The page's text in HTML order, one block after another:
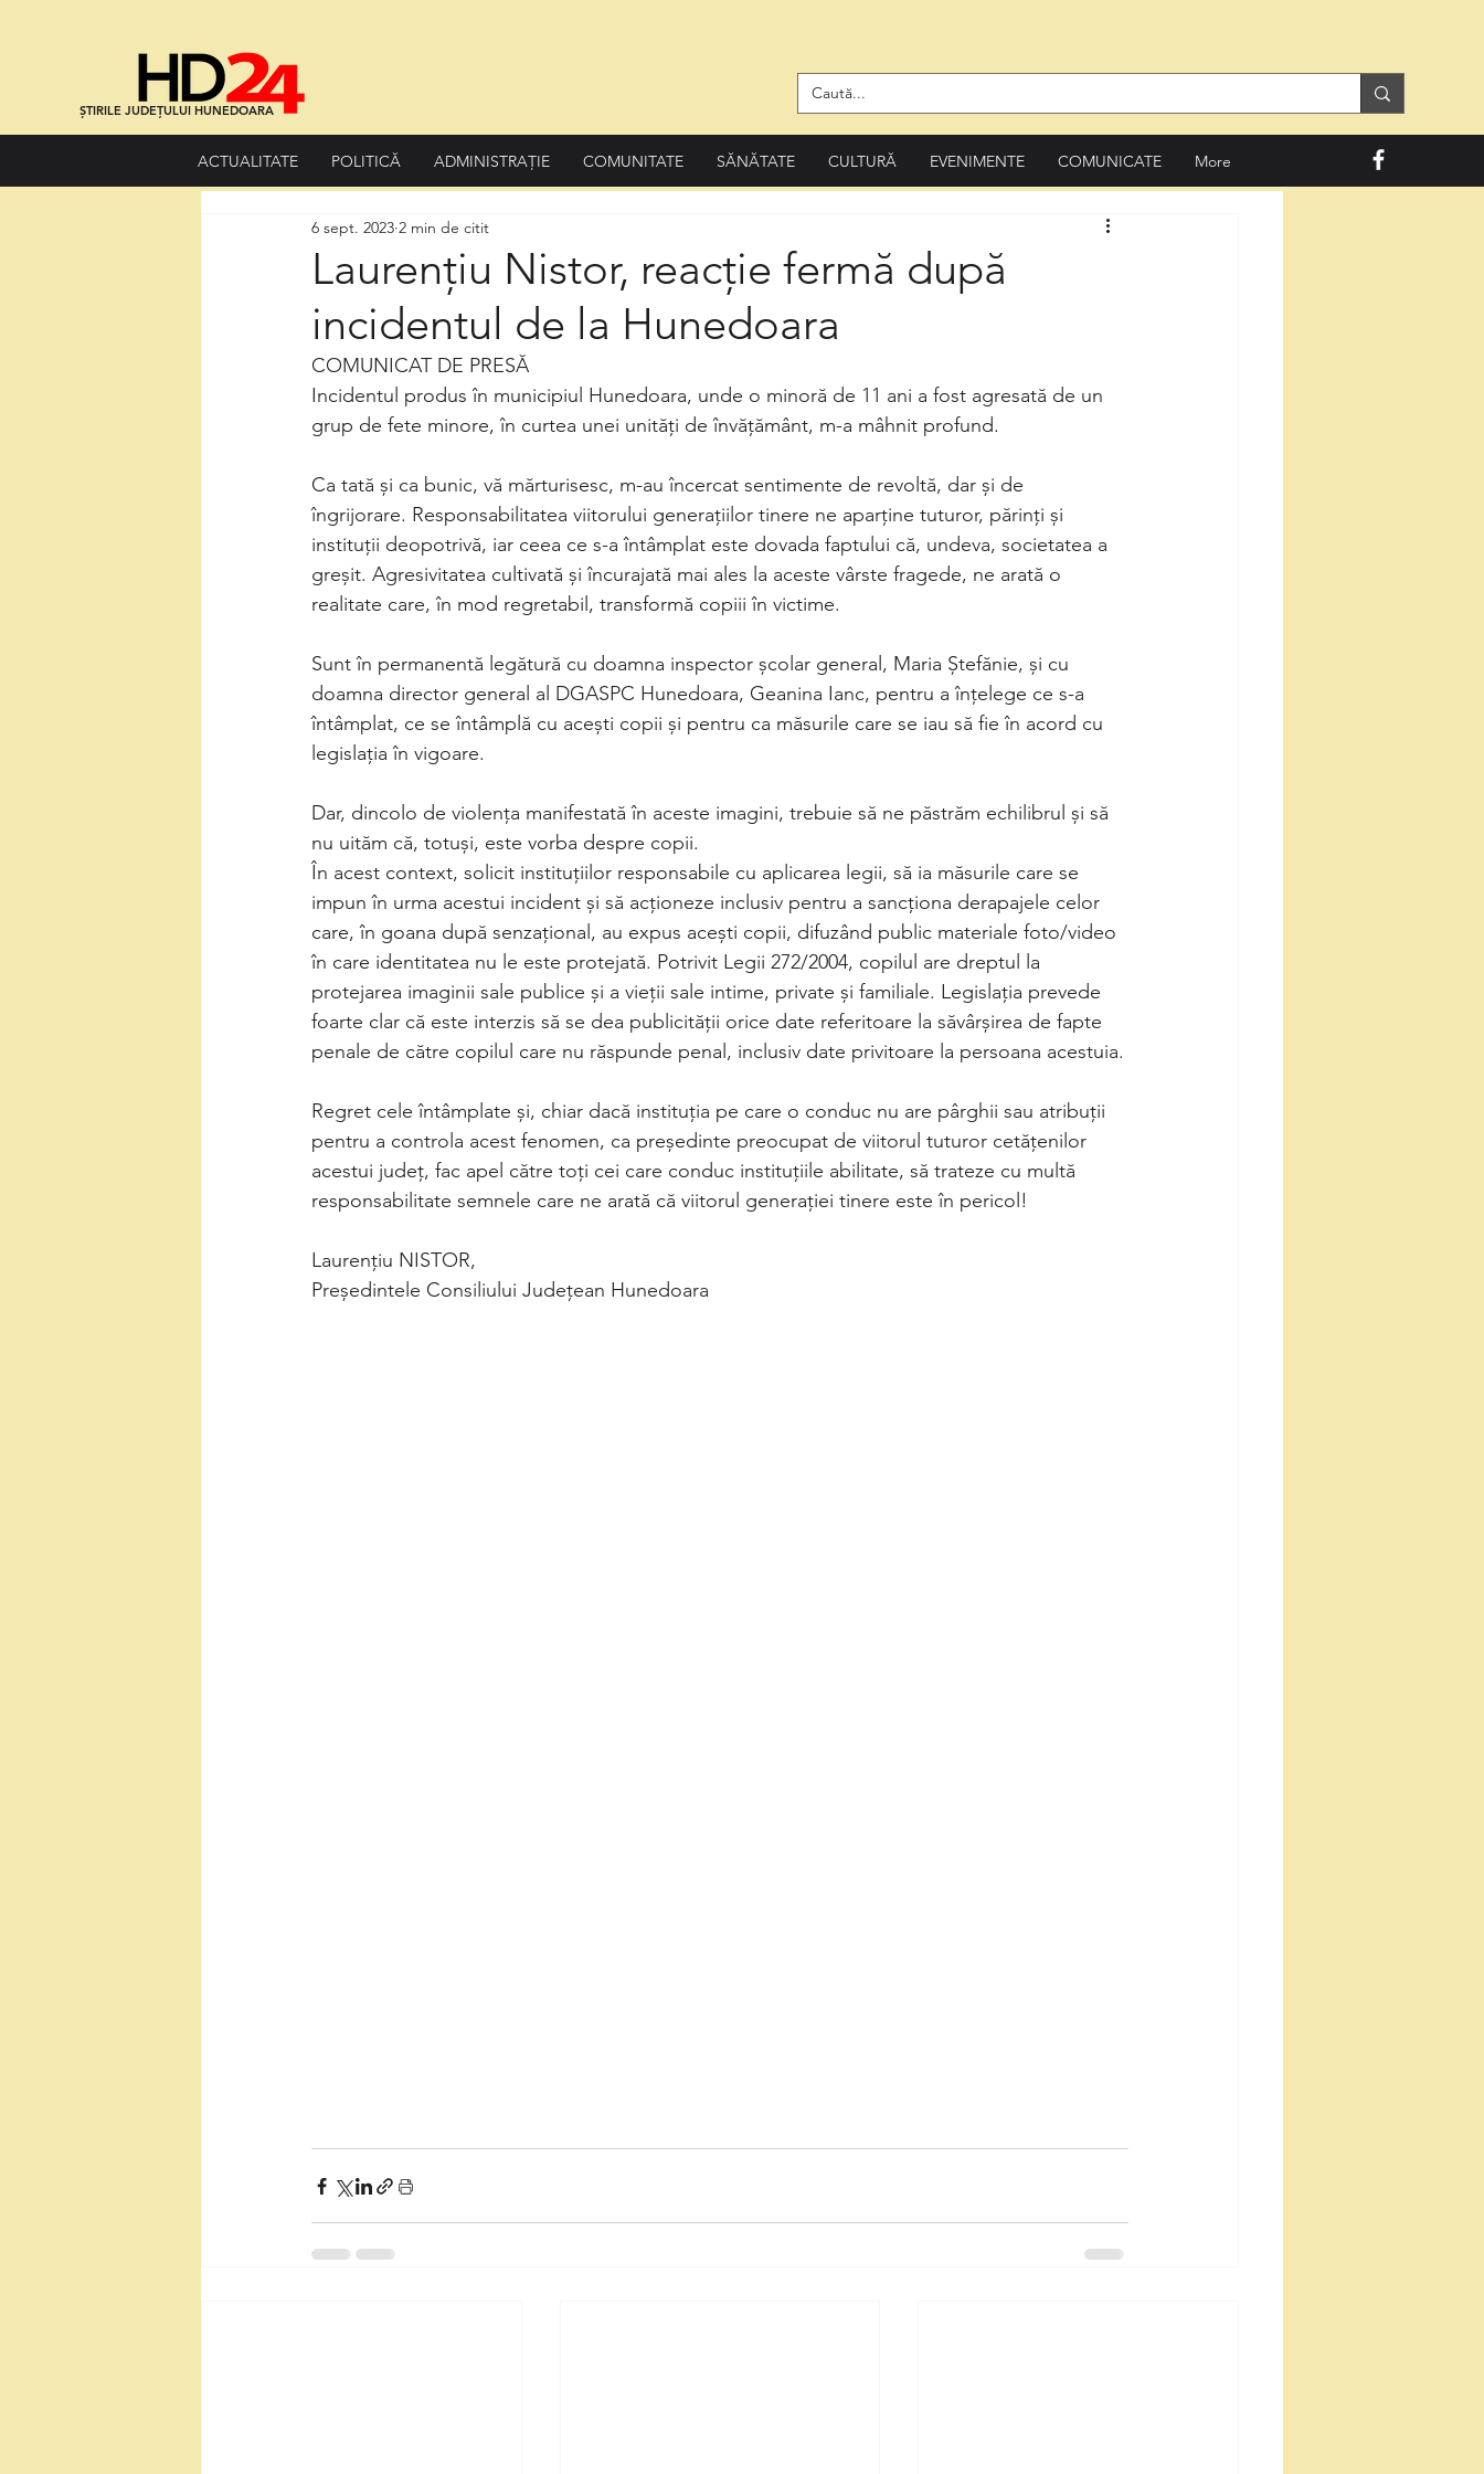
ȘTIRILE JUDEȚULUI HUNEDOARA
ACTUALITATE POLITICĂ ADMINISTRAȚIE COMUNITATE SĂNĂTATE CULTURĂ EVENIMENTE COMUNICATE More
Laurențiu Nistor, reacție fermă după
incidentul de la Hunedoara
6 sept. 2023 2 min de citit
COMUNICAT DE PRESĂ
Incidentul produs în municipiul Hunedoara, unde o minoră de 11 ani a fost agresată de un
grup de fete minore, în curtea unei unități de învățământ, m-a mâhnit profund.
Ca tată și ca bunic, vă mărturisesc, m-au încercat sentimente de revoltă, dar și de
îngrijorare. Responsabilitatea viitorului generațiilor tinere ne aparține tuturor, părinți și
instituții deopotrivă, iar ceea ce s-a întâmplat este dovada faptului că, undeva, societatea a
greșit. Agresivitatea cultivată și încurajată mai ales la aceste vârste fragede, ne arată o
realitate care, în mod regretabil, transformă copiii în victime.
Sunt în permanentă legătură cu doamna inspector școlar general, Maria Ștefănie, și cu
doamna director general al DGASPC Hunedoara, Geanina Ianc, pentru a înțelege ce s-a
întâmplat, ce se întâmplă cu acești copii și pentru ca măsurile care se iau să fie în acord cu
legislația în vigoare.
Dar, dincolo de violența manifestată în aceste imagini, trebuie să ne păstrăm echilibrul și să
nu uităm că, totuși, este vorba despre copii.
În acest context, solicit instituțiilor responsabile cu aplicarea legii, să ia măsurile care se
impun în urma acestui incident și să acționeze inclusiv pentru a sancționa derapajele celor
care, în goana după senzațional, au expus acești copii, difuzând public materiale foto/video
în care identitatea nu le este protejată. Potrivit Legii 272/2004, copilul are dreptul la
protejarea imaginii sale publice şi a vieţii sale intime, private şi familiale. Legislația prevede
foarte clar că este interzis să se dea publicităţii orice date referitoare la săvârşirea de fapte
penale de către copilul care nu răspunde penal, inclusiv date privitoare la persoana acestuia.
Regret cele întâmplate și, chiar dacă instituția pe care o conduc nu are pârghii sau atribuții
pentru a controla acest fenomen, ca președinte preocupat de viitorul tuturor cetățenilor
acestui județ, fac apel către toți cei care conduc instituțiile abilitate, să trateze cu multă
responsabilitate semnele care ne arată că viitorul generației tinere este în pericol!
Laurențiu NISTOR,
Președintele Consiliului Județean Hunedoara